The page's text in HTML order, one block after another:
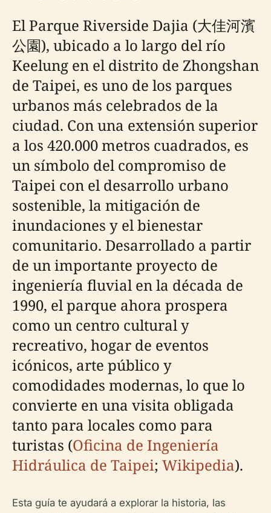
El Parque Riverside Dajia (大佳河濱
公園), ubicado a lo largo del río
Keelung en el distrito de Zhongshan
de Taipei, es uno de los parques
urbanos más celebrados de la
ciudad. Con una extensión superior
a los 420.000 metros cuadrados, es
un símbolo del compromiso de
Taipei con el desarrollo urbano
sostenible, la mitigación de
inundaciones y el bienestar
comunitario. Desarrollado a partir
de un importante proyecto de
ingeniería fluvial en la década de
1990, el parque ahora prospera
como un centro cultural y
recreativo, hogar de eventos
icónicos, arte público y
comodidades modernas, lo que lo
convierte en una visita obligada
tanto para locales como para
turistas (Oficina de Ingeniería
Hidráulica de Taipei; Wikipedia).
Esta guía te ayudará a explorar la historia, las